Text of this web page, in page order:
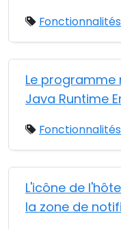
Fonctionnalités
Le
Java Runtime
Fonctionnalités
L'icône de
la zone de